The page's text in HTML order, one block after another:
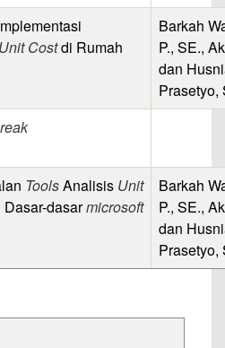
Unit Costdi Rumah
Barkah
P., SE.,
dan
Prasetyo,
ToolsAnalisis Unit
Dasar-dasarmicrosoft
Barkah
P., SE.,
dan
Prasetyo,